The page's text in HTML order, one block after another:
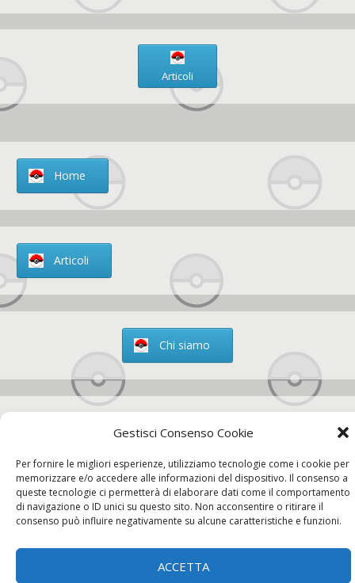
Gestisci Consenso Cookie
Per fornire le migliori esperienze, utilizziamo tecnologie come i cookie per
memorizzare e/o accedere alle informazioni del dispositivo. Il consenso a
queste tecnologie ci permetterà di elaborare dati come il comportamento
di navigazione o ID unici su questo sito. Non acconsentire o ritirare il
consenso può influire negativamente su alcune caratteristiche e funzioni.
ACCETTA
Articoli
Home
Articoli
Chi siamo
Contatti
Chi siamo Contatti Privacy Policy